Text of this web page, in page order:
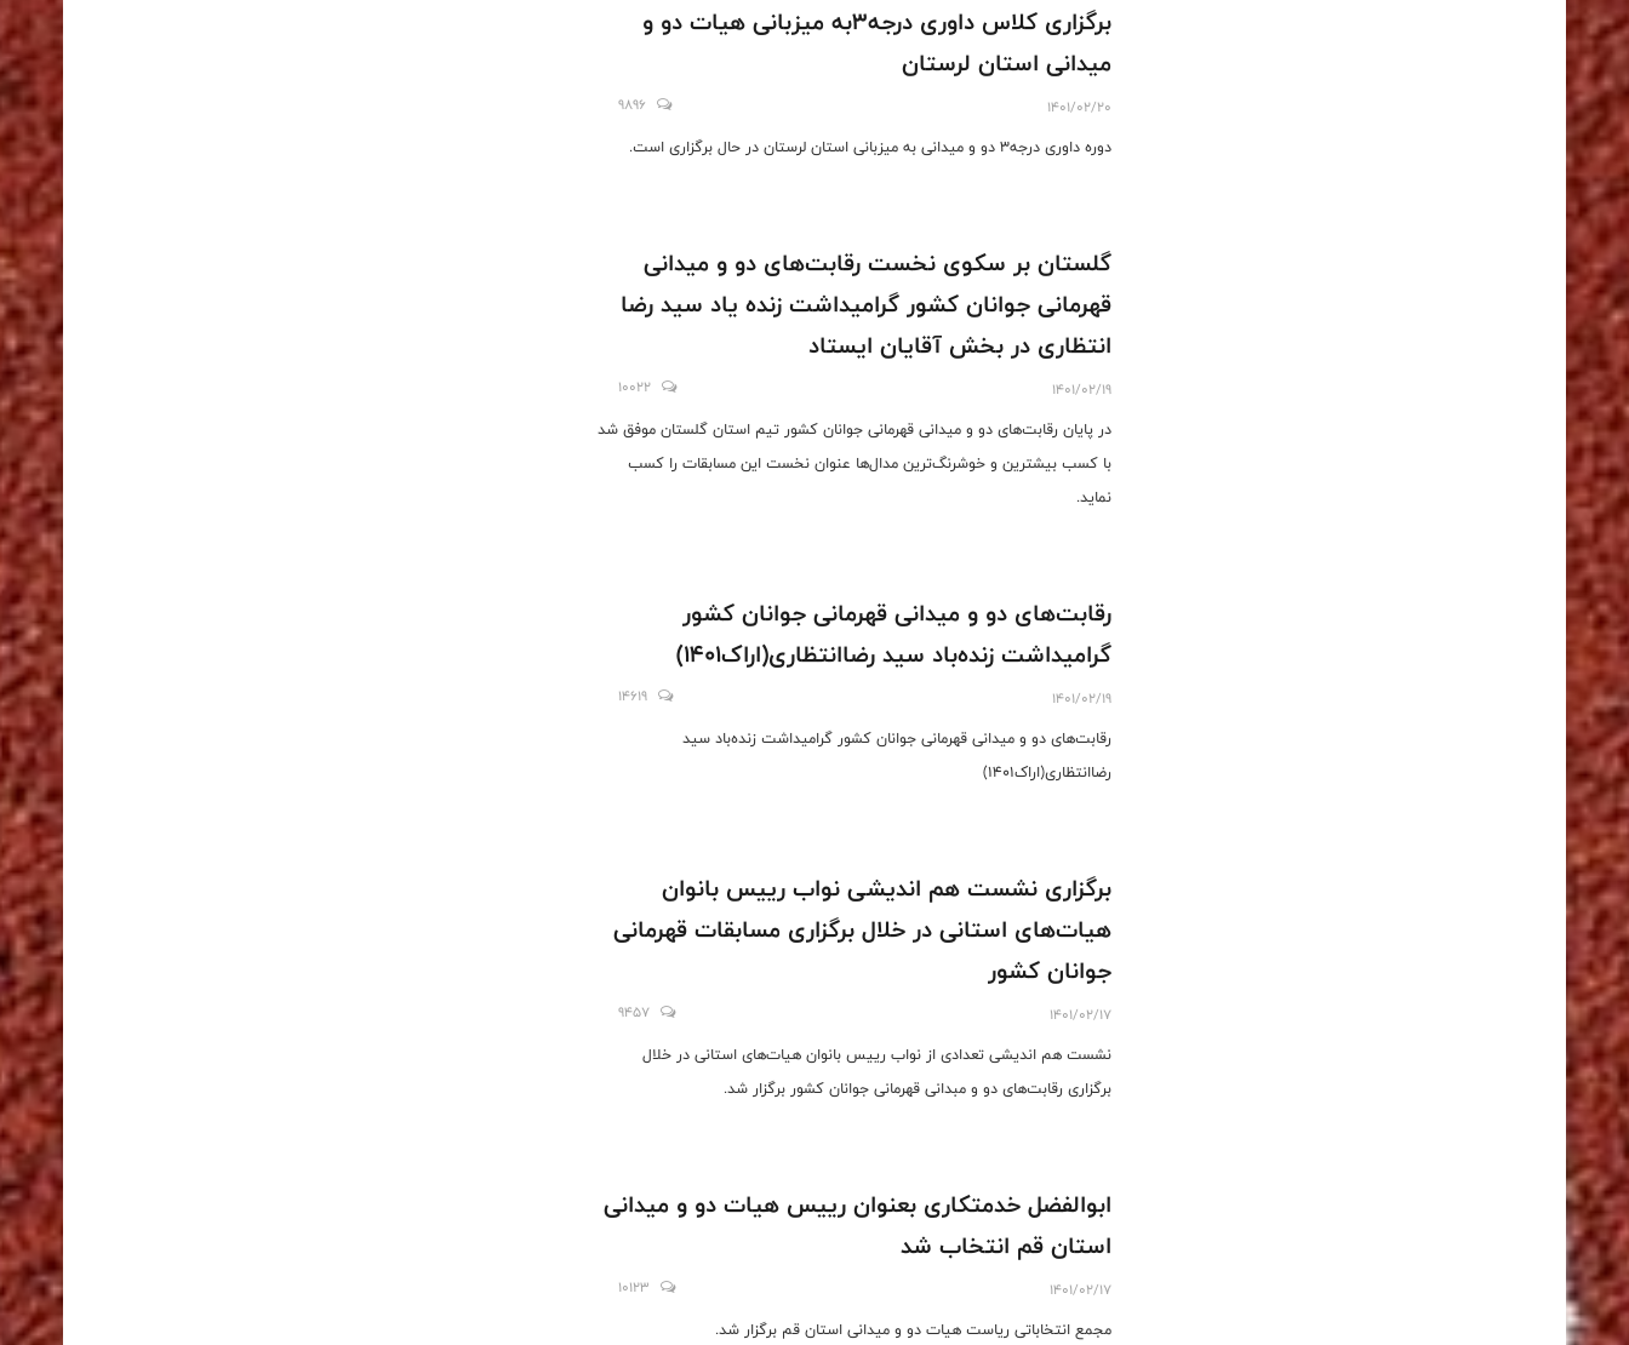
برگزاری کلاس داوری درجه۳به میزبانی هیات دو و
میدانی استان لرستان
1401/02/20
9896
دوره داوری درجه۳ دو و میدانی به میزبانی استان لرستان در حال برگزاری است.
گلستان بر سکوی نخست رقابت‌های دو و میدانی
قهرمانی جوانان کشور گرامیداشت زنده یاد سید رضا
انتظاری در بخش آقایان ایستاد
1401/02/19
10022
در پایان رقابت‌های دو و میدانی قهرمانی جوانان کشور تیم استان گلستان موفق شد
با کسب بیشترین و خوشرنگ‌ترین مدال‌ها عنوان نخست این مسابقات را کسب
نماید.
رقابت‌های دو و میدانی قهرمانی جوانان کشور
گرامیداشت زنده‌باد سید رضاانتظاری(اراک۱۴۰۱)
1401/02/19
14619
رقابت‌های دو و میدانی قهرمانی جوانان کشور گرامیداشت زنده‌باد سید
رضاانتظاری(اراک۱۴۰۱)
برگزاری نشست هم اندیشی نواب رییس بانوان
هیات‌های استانی در خلال برگزاری مسابقات قهرمانی
جوانان کشور
1401/02/17
9457
نشست هم اندیشی تعدادی از نواب رییس بانوان هیات‌های استانی در خلال
برگزاری رقابت‌های دو و مبدانی قهرمانی جوانان کشور برگزار شد.
ابوالفضل خدمتکاری بعنوان رییس هیات دو و میدانی
استان قم انتخاب شد
1401/02/17
10123
مجمع انتخاباتی ریاست هیات دو و میدانی استان قم برگزار شد.